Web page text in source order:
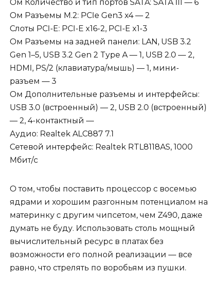
Ом Количество и тип портов SATA: SATA III — 6
Ом Разъемы M.2: PCIe Gen3 x4 — 2
Слоты PCI-E: PCI-E x16-2, PCI-E x1-3
Ом Разъемы на задней панели: LAN, USB 3.2
Gen 1–5, USB 3.2 Gen 2 Type A — 1, USB 2.0 — 2,
HDMI, PS/2 (клавиатура/мышь) — 1, мини-
разъем — 3
Ом Дополнительные разъемы и интерфейсы:
USB 3.0 (встроенный) — 2, USB 2.0 (встроенный)
— 2, 4-контактный —
Аудио: Realtek ALC887 7.1
Сетевой интерфейс: Realtek RTL8118AS, 1000
Мбит/с
О том, чтобы поставить процессор с восемью
ядрами и хорошим разгонным потенциалом на
материнку с другим чипсетом, чем Z490, даже
думать не буду. Использовать столь мощный
вычислительный ресурс в платах без
возможности его полной реализации — все
равно, что стрелять по воробьям из пушки.